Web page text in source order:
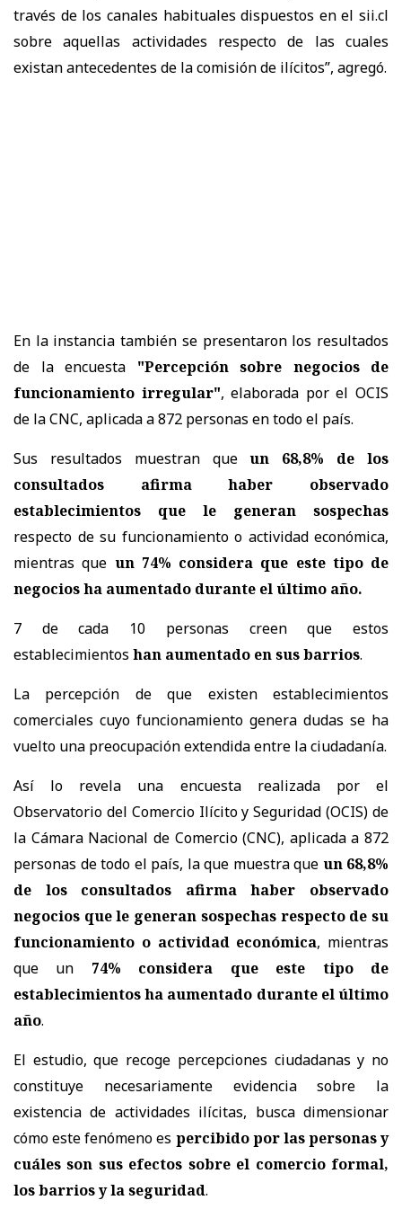
través de los canales habituales dispuestos en el sii.cl
sobre aquellas actividades respecto de las cuales
existan antecedentes de la comisión de ilícitos”, agregó.
En la instancia también se presentaron los resultados
de la encuesta "Percepción sobre negocios de
funcionamiento irregular", elaborada por el OCIS
de la CNC, aplicada a 872 personas en todo el país.
Sus resultados muestran queun 68,8% de los
consultados afirma haber observado
establecimientos que le generan sospechas
respecto de su funcionamiento o actividad económica,
mientras que un 74% considera que este tipo de
negocios ha aumentado durante el último año.
7 de cada 10 personas creen que estos
establecimientos han aumentado en sus barrios.
La percepción de que existen establecimientos
comerciales cuyo funcionamiento genera dudas se ha
vuelto una preocupación extendida entre la ciudadanía.
Así lo revela una encuesta realizada por el
Observatorio del Comercio Ilícito y Seguridad (OCIS) de
la Cámara Nacional de Comercio (CNC), aplicada a 872
personas de todo el país, la que muestra que un 68,8%
de los consultados afirma haber observado
negocios que le generan sospechas respecto de su
funcionamiento o actividad económica, mientras
que un 74% considera que este tipo de
establecimientos ha aumentado durante el último
año.
El estudio, que recoge percepciones ciudadanas y no
constituye necesariamente evidencia sobre la
existencia de actividades ilícitas, busca dimensionar
cómo este fenómeno es percibido por las personas y
cuáles son sus efectos sobre el comercio formal,
los barrios y la seguridad.